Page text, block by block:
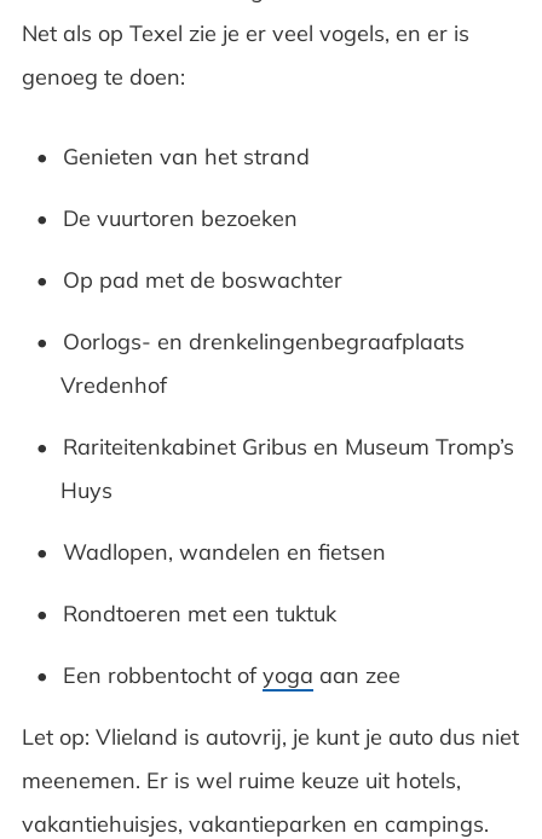
Net als op Texel zie je er veel vogels, en er is
genoeg te doen:
Genieten van het strand
De vuurtoren bezoeken
Op pad met de boswachter
Oorlogs- en drenkelingenbegraafplaats
Vredenhof
Rariteitenkabinet Gribus en Museum Tromp’s
Huys
Wadlopen, wandelen en fietsen
Rondtoeren met een tuktuk
Een robbentocht ofyoga aan zee
Let op: Vlieland is autovrij, je kunt je auto dus niet
meenemen. Er is wel ruime keuze uit hotels,
vakantiehuisjes, vakantieparken en campings.